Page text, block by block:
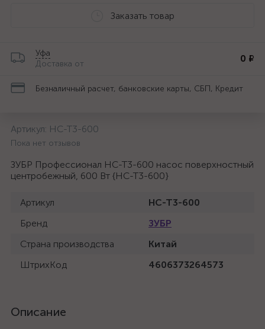
Заказать товар
Уфа
Доставка от
0 ₽
Безналичный расчет, банковские карты, СБП, Кредит
Артикул: НС-Т3-600
Пока нет отзывов
ЗУБР Профессионал НС-Т3-600 насос поверхностный
центробежный, 600 Вт {НС-Т3-600}
Артикул
НС-Т3-600
Бренд
ЗУБР
Страна производства
Китай
ШтрихКод
4606373264573
Описание